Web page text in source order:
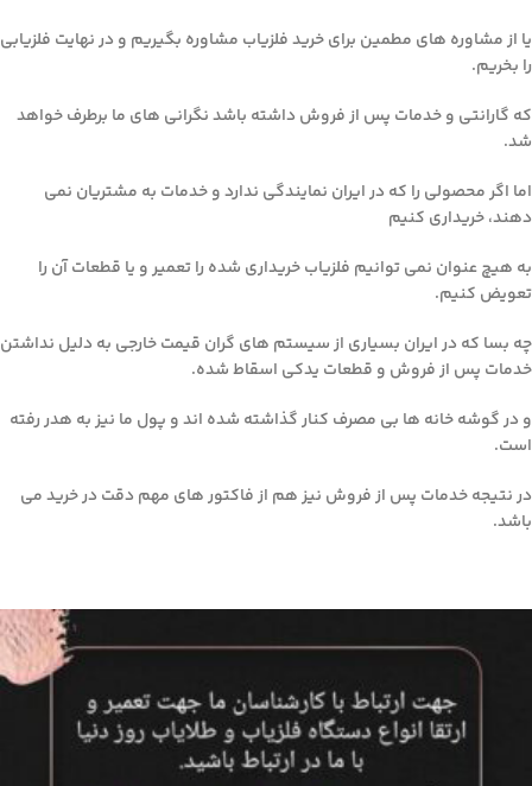
یا از مشاوره های مطمین برای خرید فلزیاب مشاوره بگیریم و در نهایت فلزیابی
را بخریم.
که گارانتی و خدمات پس از فروش داشته باشد نگرانی های ما برطرف خواهد
شد.
اما اگر محصولی را که در ایران نمایندگی ندارد و خدمات به مشتریان نمی
دهند، خریداری کنیم
به هیچ عنوان نمی توانیم فلزیاب خریداری شده را تعمیر و یا قطعات آن را
تعویض کنیم.
چه بسا که در ایران بسیاری از سیستم های گران قیمت خارجی به دلیل نداشتن
خدمات پس از فروش و قطعات یدکی اسقاط شده.
و در گوشه خانه ها بی مصرف کنار گذاشته شده اند و پول ما نیز به هدر رفته
است.
در نتیجه خدمات پس از فروش نیز هم از فاکتور های مهم دقت در خرید می
باشد.